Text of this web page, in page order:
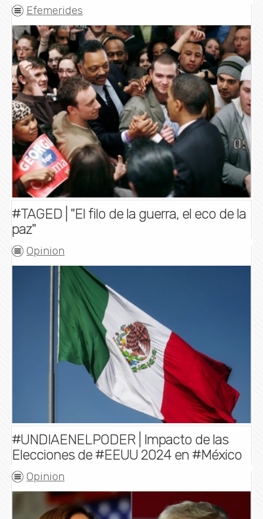
Efemerides
#TAGED | "El filo de la guerra, el eco de la
paz"
Opinion
#UNDIAENELPODER | Impacto de las
Elecciones de #EEUU 2024 en #México
Opinion